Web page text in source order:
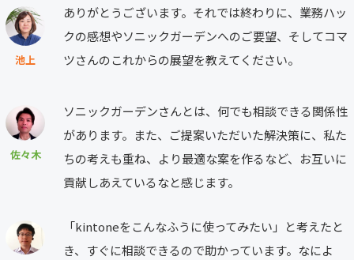
池上
ありがとうございます。それでは終わりに、業務ハッ
クの感想やソニックガーデンへのご要望、そしてコマ
ツさんのこれからの展望を教えてください。
佐々木
ソニックガーデンさんとは、何でも相談できる関係性
があります。また、ご提案いただいた解決策に、私た
ちの考えも重ね、より最適な案を作るなど、お互いに
貢献しあえているなと感じます。
「kintoneをこんなふうに使ってみたい」と考えたと
き、すぐに相談できるので助かっています。なによ